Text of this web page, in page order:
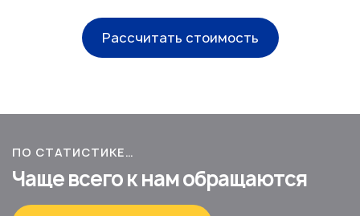
Рассчитать стоимость
ПО СТАТИСТИКЕ…
Чаще всего к нам обращаются